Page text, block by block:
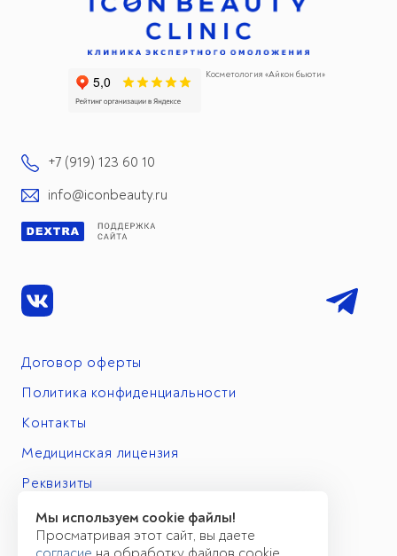
Договор оферты
Политика конфиденциальности
Контакты
Медицинская лицензия
Реквизиты
Косметология «Айкон бьюти»
+7 (919) 123 60 10
info@iconbeauty.ru
Мы используем cookie файлы!
Просматривая этот сайт, вы даете